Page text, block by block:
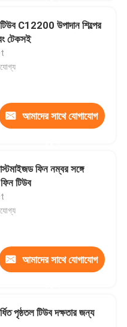
C12200 উপাদান শিল্পের
টেকসই
আমাদের সাথে যোগাযোগ
ফিন নম্বর সঙ্গে
টিউব
আমাদের সাথে যোগাযোগ
পৃষ্ঠতল টিউব দক্ষতার জন্য